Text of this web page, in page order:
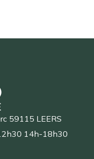
59115 LEERS
14h-18h30